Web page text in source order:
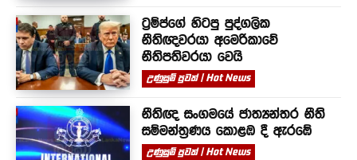
ට්‍රම්ප්ගේ හිටපු පුද්ගලික
නීතිඥවරයා අමෙරිකාවේ
නීතිපතිවරයා වෙයි
උණුසුම් පුවත් | Hot News
නීතිඥ සංගමයේ ජාත්‍යන්තර නීති
සම්මන්ත්‍රණය කොළඹ දී ඇරඹේ
උණුසුම් පුවත් | Hot News